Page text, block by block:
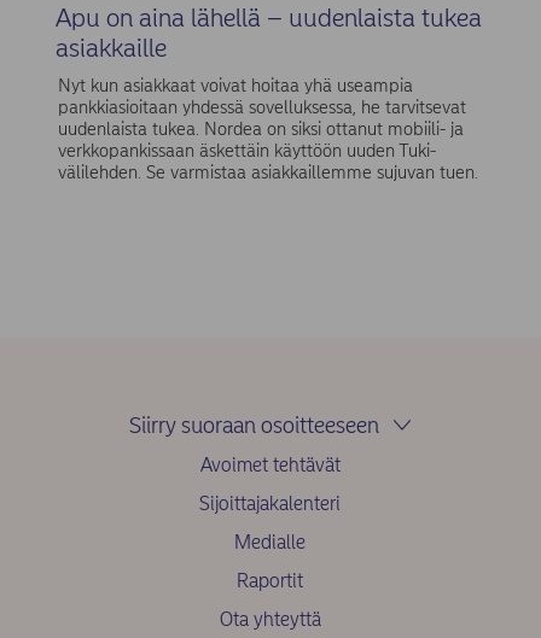
Apu on aina lähellä – uudenlaista tukea
asiakkaille
Nyt kun asiakkaat voivat hoitaa yhä useampia
pankkiasioitaan yhdessä sovelluksessa, he tarvitsevat
uudenlaista tukea. Nordea on siksi ottanut mobiili- ja
verkkopankissaan äskettäin käyttöön uuden Tuki-
välilehden. Se varmistaa asiakkaillemme sujuvan tuen.
Siirry suoraan osoitteeseen
Avoimet tehtävät
Sijoittajakalenteri
Medialle
Raportit
Ota yhteyttä